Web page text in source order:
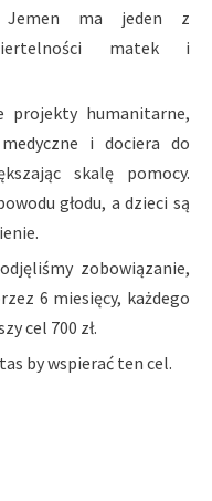
Jemen ma jeden z
matek i
projekty humanitarne,
i dociera do
skalę pomocy.
głodu, a dzieci są
zobowiązanie,
6 miesięcy, każdego
cel 700 zł.
by wspierać ten cel.